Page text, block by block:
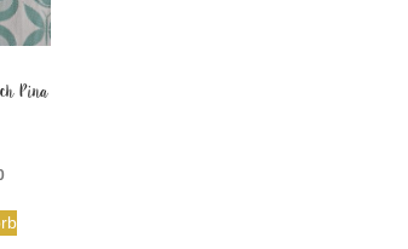
Pina
Aktueller
ist:
€139,00.